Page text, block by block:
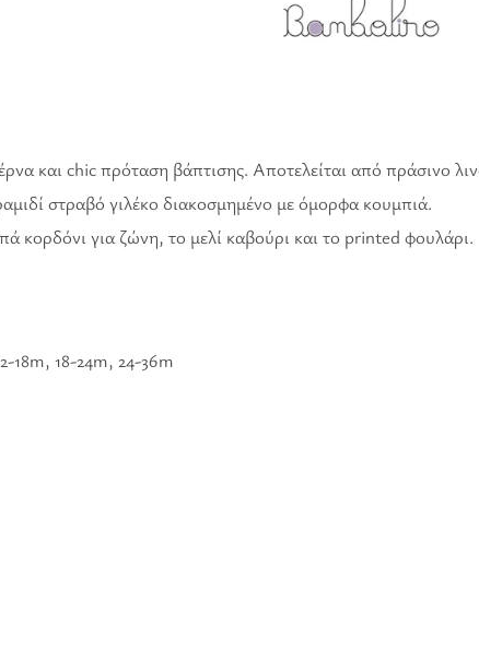
και chic πρόταση βάπτισης. Αποτελείται από πράσινο
στραβό γιλέκο διακοσμημένο με όμορφα κουμπιά.
κορδόνι για ζώνη, το μελί καβούρι και το printed φουλάρι.
18m, 18-24m, 24-36m